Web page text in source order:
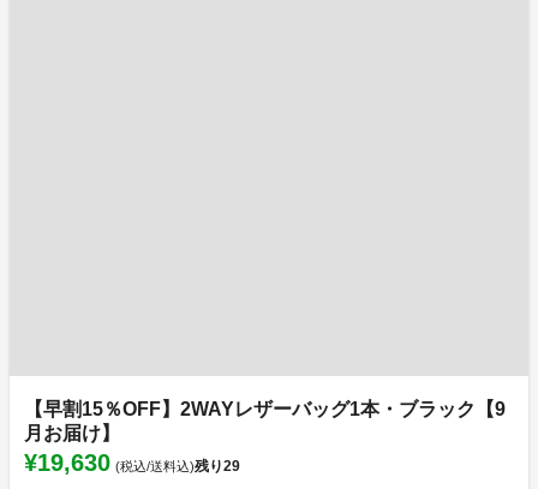
【早割15％OFF】2WAYレザーバッグ1本・ブラック【9
月お届け】
¥19,630 (税込/送料込)残り29